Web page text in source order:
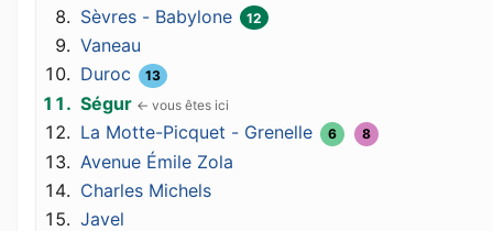
Sèvres - Babylone
12
Vaneau
Duroc
13
Ségur
La Motte-Picquet - Grenelle
6 8
Avenue Émile Zola
Charles Michels
Javel